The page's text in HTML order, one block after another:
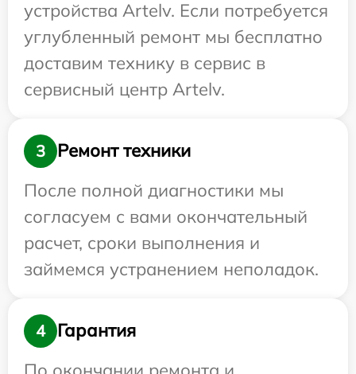
устройства Artelv. Если потребуется
углубленный ремонт мы бесплатно
доставим технику в сервис в
сервисный центр Artelv.
3
Ремонт техники
После полной диагностики мы
согласуем с вами окончательный
расчет, сроки выполнения и
займемся устранением неполадок.
4
Гарантия